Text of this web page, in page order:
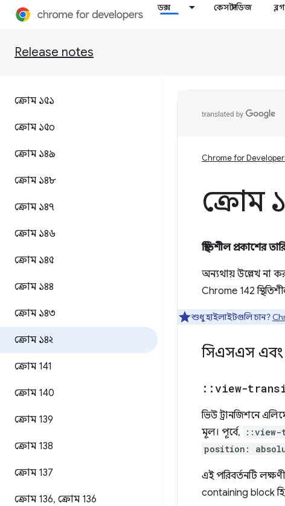
ডক্স কেস স্টাডিজ ব্লগ
Release notes
ক্রোম ১৫১
ক্রোম ১৫০
ক্রোম ১৪৯
ক্রোম ১৪৮
ক্রোম ১৪৭
ক্রোম ১৪৬
ক্রোম ১৪৫
ক্রোম ১৪৪
ক্রোম ১৪৩
ক্রোম ১৪২
ক্রোম 141
ক্রোম 140
ক্রোম 139
ক্রোম 138
ক্রোম 137
ক্রোম 136, ক্রোম 136
Chrome for
ক্রোম
স্থিতিশীল প্রকাশের
অন্যথায় উল্লেখ না
Chrome 142
শুধু হাইলাইটগুলি চান?
সিএসএস
:: view-
ভিউ ট্রানজিশনে
মূল। পূর্বে,
::view-
position:
এই পরিবর্তনটি
containing block